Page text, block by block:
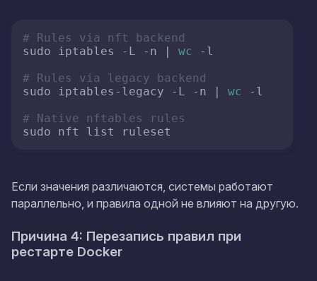
# Rules via nft backend
sudo iptables -L -n | wc -l
# Rules via legacy backend
sudo iptables-legacy -L -n | wc -l
# Native nftables rules
Если значения различаются, системы работают
параллельно, и правила одной не влияют на другую.
Причина 4: Перезапись правил при
рестарте Docker